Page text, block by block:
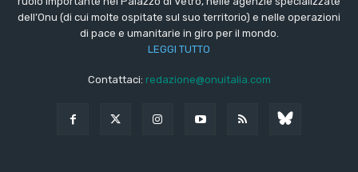
dell’Onu (di cui molte ospitate sul suo territorio) e nelle operazioni
di pace e umanitarie in giro per il mondo.
LEGGI TUTTO
Contattaci: redazione@onuitalia.com